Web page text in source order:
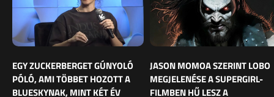
EGY ZUCKERBERGET GÚNYOLÓ
PÓLÓ, AMI TÖBBET HOZOTT A
BLUESKYNAK, MINT KÉT ÉV
JASON MOMOA SZERINT LOBO
MEGJELENÉSE A SUPERGIRL-
FILMBEN HŰ LESZ A